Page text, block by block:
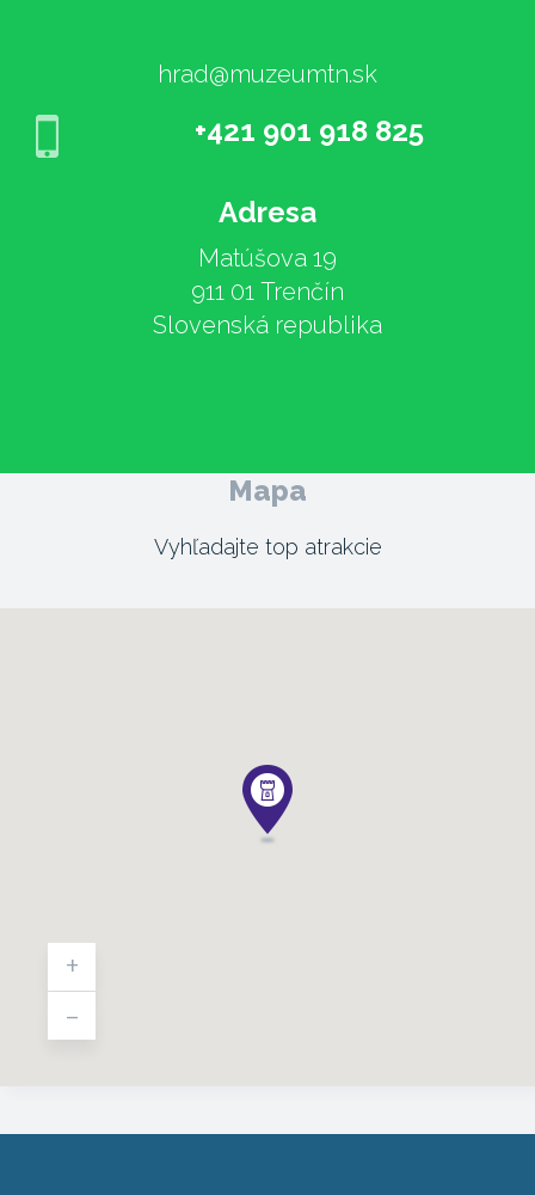
hrad@muzeumtn.sk
+421 901 918 825
Adresa
Matúšova 19
911 01 Trenčín
Slovenská republika
Mapa
Vyhľadajte top atrakcie
+
-